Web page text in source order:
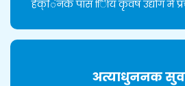
हैंक्िनके पास ििीय कृवष उद्योग में
अत्याधुननक